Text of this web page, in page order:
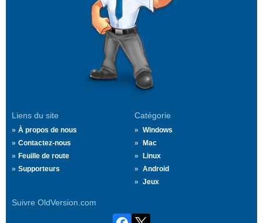
Liens du site
À propos de nous
Contactez-nous
Feuille de route
Supporteurs
Catégorie
Windows
Mac
Linux
Android
Jeux
Suivre OldVersion.com